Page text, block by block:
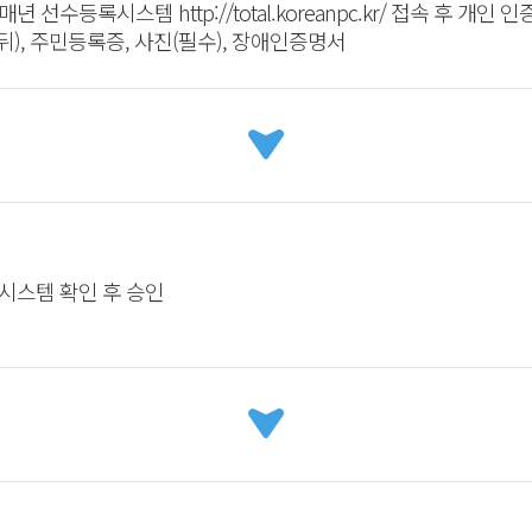
년 선수등록시스템 http://total.koreanpc.kr/접속 후 개인 인
주민등록증, 사진(필수), 장애인증명서
스템 확인 후 승인